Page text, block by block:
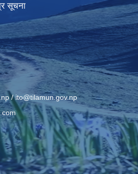
सूचना
/ito@tilamun.gov.np